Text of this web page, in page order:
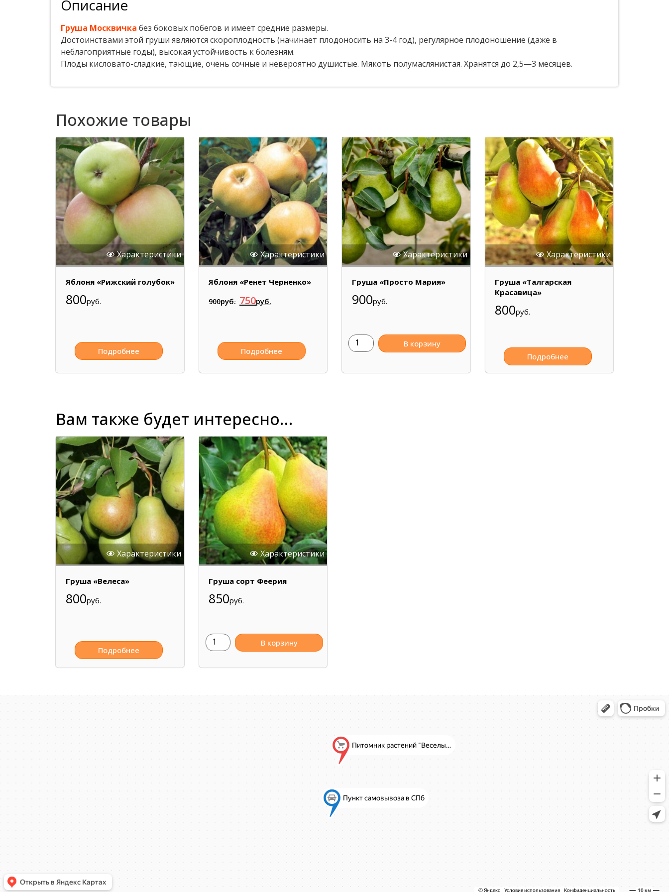
Описание
Груша Москвичка без боковых побегов и имеет средние размеры.
Достоинствами этой груши являются скороплодность (начинает плодоносить на 3-4 год), регулярное плодоношение (даже в
неблагоприятные годы), высокая устойчивость к болезням.
Плоды кисловато-сладкие, тающие, очень сочные и невероятно душистые. Мякоть полумаслянистая. Хранятся до 2,5—3 месяцев.
Похожие товары
Характеристики
Яблоня «Рижский голубок»
800руб.
Подробнее
Характеристики
Яблоня «Ренет Черненко»
900руб. 750руб.
Подробнее
Характеристики
Груша «Просто Мария»
900руб.
В корзину
Характеристики
Груша «Талгарская
Красавица»
800руб.
Подробнее
Вам также будет интересно…
Характеристики
Груша «Велеса»
800руб.
Подробнее
Характеристики
Груша сорт Феерия
850руб.
В корзину